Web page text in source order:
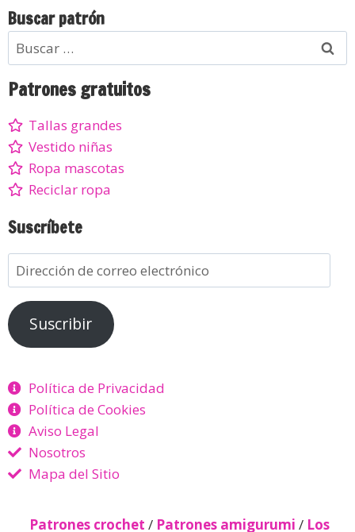
Buscar patrón
Patrones gratuitos
Tallas grandes
Vestido niñas
Ropa mascotas
Reciclar ropa
Suscríbete
Suscribir
Política de Privacidad
Política de Cookies
Aviso Legal
Nosotros
Mapa del Sitio
Patrones crochet / Patrones amigurumi / Los